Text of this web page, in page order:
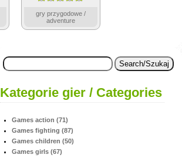
gry przygodowe /
adventure
Kategorie gier / Categories
Games action (71)
Games fighting (87)
Games children (50)
Games girls (67)